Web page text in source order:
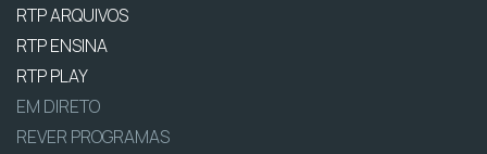
RTP ARQUIVOS
RTP ENSINA
RTP PLAY
EM DIRETO
REVER PROGRAMAS